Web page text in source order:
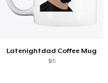
Latenightdad Coffee Mug
$15